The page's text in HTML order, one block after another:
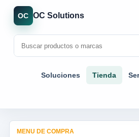
OC OC Solutions
Soluciones Tienda
MENU DE COMPRA